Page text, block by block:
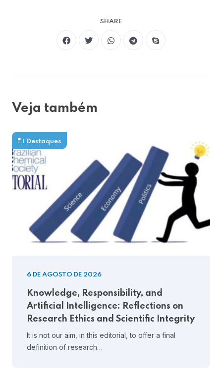
SHARE
Veja também
Destaques
6 DE AGOSTO DE 2026
Knowledge, Responsibility, and
Artificial Intelligence: Reflections on
Research Ethics and Scientific Integrity
It is not our aim, in this editorial, to offer a final
definition of research…